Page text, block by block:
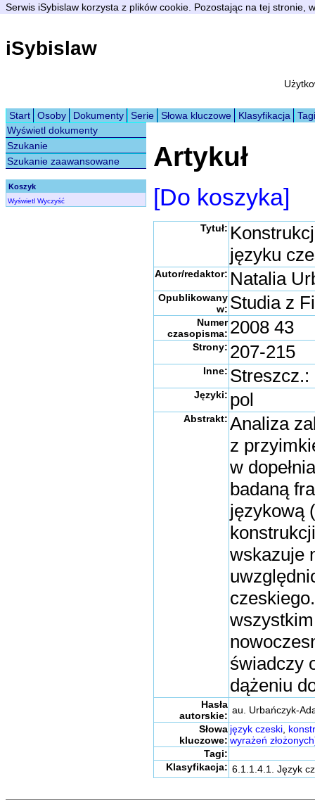
Serwis iSybislaw korzysta z plików cookie. Pozostając na tej stronie,
iSybislaw
Start Osoby Dokumenty Serie Słowa kluczowe Klasyfikacja
Tagi
Wyświetl dokumenty
Szukanie
Szukanie zaawansowane
Koszyk
Wyświetl Wyczyść
Artykuł
[Do koszyka]
Tytuł:
języku
Autor/redaktor: Natalia
Opublikowany
w: Studia z
Numer
czasopisma: 2008 43
Strony: 207-215
Inne: Streszcz.:
Języki: pol
Abstrakt: Analiza
z
w
badaną
językową
wskazuje
świadczy
dążeniu
Hasła
autorskie: au. Urbańczyk-
Słowa
kluczowe:
język czeski,
wyrażeń
Tagi:
Klasyfikacja: 6.1.1.4.1. Język